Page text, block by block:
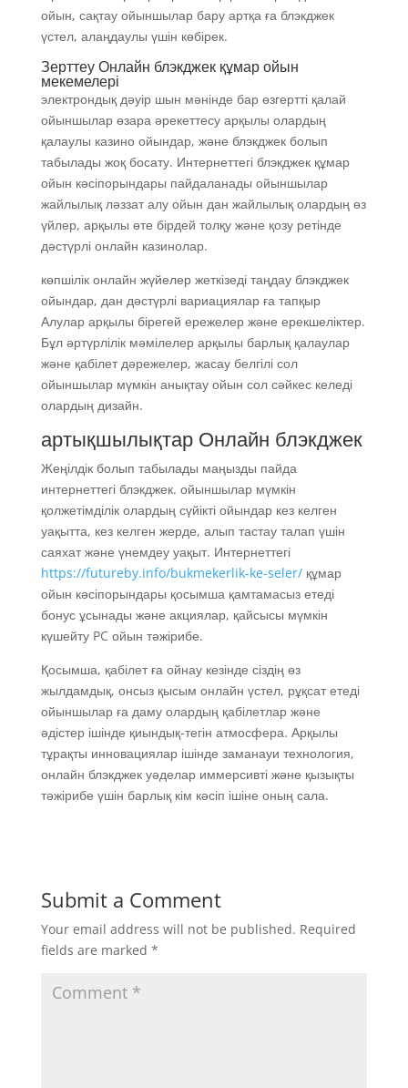
ойын, сақтау ойыншылар бару артқа ға блэкджек
үстел, алаңдаулы үшін көбірек.
Зерттеу Онлайн блэкджек құмар ойын
мекемелері
электрондық дәуір шын мәнінде бар өзгертті қалай
ойыншылар өзара әрекеттесу арқылы олардың
қалаулы казино ойындар, және блэкджек болып
табылады жоқ босату. Интернеттегі блэкджек құмар
ойын кәсіпорындары пайдаланады ойыншылар
жайлылық ләззат алу ойын дан жайлылық олардың өз
үйлер, арқылы өте бірдей толқу және қозу ретінде
дәстүрлі онлайн казинолар.
көпшілік онлайн жүйелер жеткізеді таңдау блэкджек
ойындар, дан дәстүрлі вариациялар ға тапқыр
Алулар арқылы бірегей ережелер және ерекшеліктер.
Бұл әртүрлілік мәмілелер арқылы барлық қалаулар
және қабілет дәрежелер, жасау белгілі сол
ойыншылар мүмкін анықтау ойын сол сәйкес келеді
олардың дизайн.
артықшылықтар Онлайн блэкджек
Жеңілдік болып табылады маңызды пайда
интернеттегі блэкджек. ойыншылар мүмкін
қолжетімділік олардың сүйікті ойындар кез келген
уақытта, кез келген жерде, алып тастау талап үшін
саяхат және үнемдеу уақыт. Интернеттегі
https://futureby.info/bukmekerlik-ke-seler/құмар
ойын кәсіпорындары қосымша қамтамасыз етеді
бонус ұсынады және акциялар, қайсысы мүмкін
күшейту PC ойын тәжірибе.
Қосымша, қабілет ға ойнау кезінде сіздің өз
жылдамдық, онсыз қысым онлайн үстел, рұқсат етеді
ойыншылар ға даму олардың қабілетлар және
әдістер ішінде қиындық-тегін атмосфера. Арқылы
тұрақты инновациялар ішінде заманауи технология,
онлайн блэкджек уәделар иммерсивті және қызықты
тәжірибе үшін барлық кім кәсіп ішіне оның сала.
Submit a Comment
Your email address will not be published. Required
fields are marked *